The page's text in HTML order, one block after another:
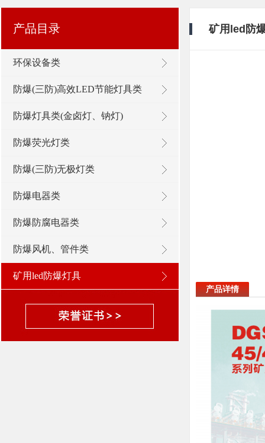
产品目录
环保设备类
防爆(三防)高效LED节能灯具类
防爆灯具类(金卤灯、钠灯)
防爆荧光灯类
防爆(三防)无极灯类
防爆电器类
防爆防腐电器类
防爆风机、管件类
矿用led防爆灯具
矿用led防
产品详情